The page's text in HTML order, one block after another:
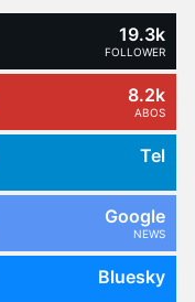
19.3k
FOLLOWER
8.2k
ABOS
Tel
Google
NEWS
Bluesky